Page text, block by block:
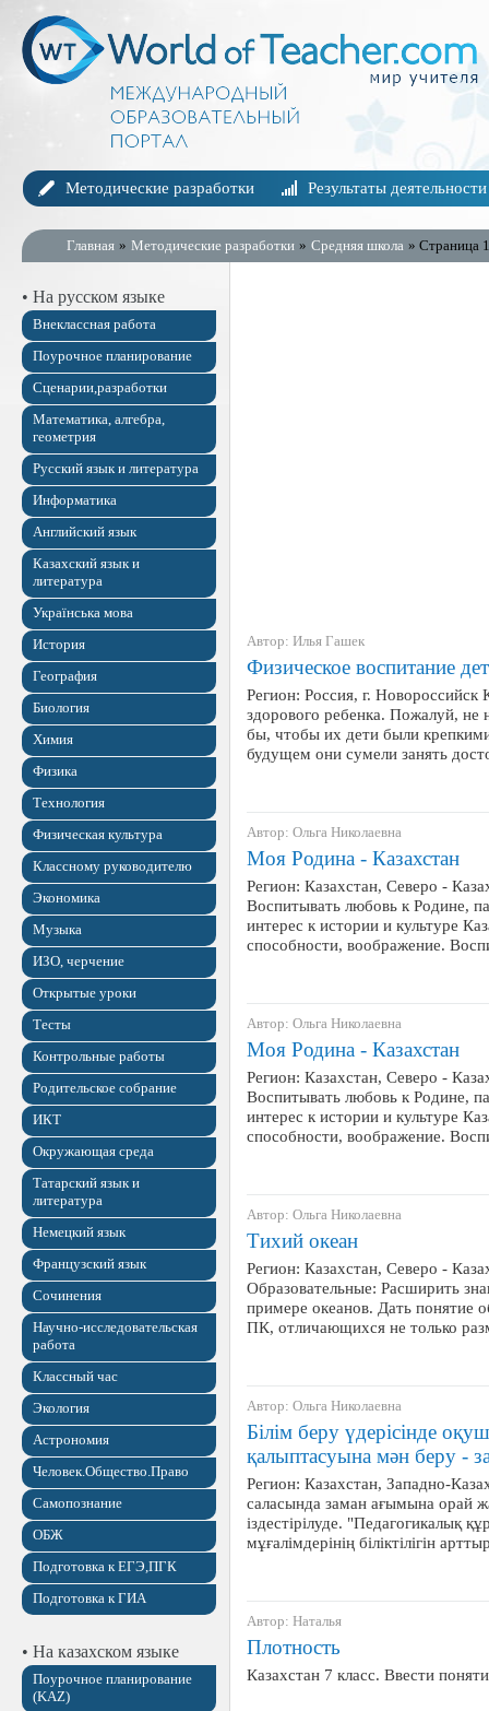
Методические разработки Результаты деятельности
Главная » Методические разработки » Средняя школа » Страница
• На русском языке
Внеклассная работа
Поурочное планирование
Сценарии,разработки
Математика, алгебра,
геометрия
Русский язык и литература
Информатика
Английский язык
Казахский язык и
литература
Українська мова
История
География
Биология
Химия
Физика
Технология
Физическая культура
Классному руководителю
Экономика
Музыка
ИЗО, черчение
Открытые уроки
Тесты
Контрольные работы
Родительское собрание
ИКТ
Окружающая среда
Татарский язык и
литература
Немецкий язык
Французский язык
Сочинения
Научно-исследовательская
работа
Классный час
Экология
Астрономия
Человек.Общество.Право
Самопознание
ОБЖ
Подготовка к ЕГЭ,ПГК
Подготовка к ГИА
• На казахском языке
Поурочное планирование
(KAZ)
Автор: Илья Гашек
Физическое воспитание
Регион: Россия, г.
здорового ребенка. Пожалуй, не
бы, чтобы их дети были
будущем они сумели занять
Автор: Ольга Николаевна
Моя Родина - Казахстан
Регион: Казахстан, Северо -
Воспитывать любовь к Родине,
интерес к истории и культуре
способности, воображение.
Автор: Ольга Николаевна
Моя Родина - Казахстан
Регион: Казахстан, Северо -
Воспитывать любовь к Родине,
интерес к истории и культуре
способности, воображение.
Автор: Ольга Николаевна
Тихий океан
Регион: Казахстан, Северо -
Образовательные: Расширить
примере океанов. Дать понятие
ПК, отличающихся не только
Автор: Ольга Николаевна
Білім беру үдерісінде
қалыптасуына мән беру -
Регион: Казахстан, Западно-
саласында заман ағымына орай
іздестірілуде. "Педагогикалық
мұғалімдерінің біліктілігін
Автор: Наталья
Плотность
Казахстан 7 класс. Ввести